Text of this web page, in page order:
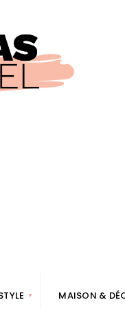
MAISON &